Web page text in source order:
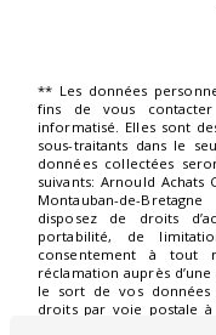
** Les données
fins de vous
informatisé. Elles sont
sous-traitants dans le
données collectées
suivants: Arnould Achats
Montauban-de-
disposez de droits
portabilité, de
consentement à tout
réclamation auprès
le sort de vos données
droits par voie postale à
Montauban-de-